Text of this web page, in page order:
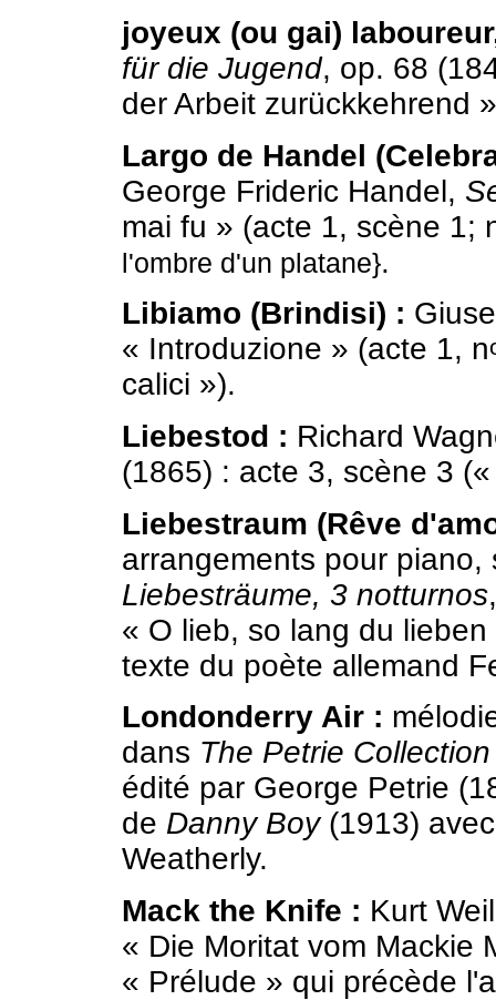
joyeux (ou gai)
für die Jugend, op. 68
der Arbeit zurückkehrend
Largo de Handel
George Frideric Handel,
mai fu » (acte 1, scène 1;
l'ombre d'un platane}.
Libiamo (Brindisi) :
« Introduzione » (acte 1, n
calici »).
Liebestod : Richard
(1865) : acte 3, scène 3
Liebestraum (Rêve
arrangements pour
Liebesträume, 3 notturnos
« O lieb, so lang du
texte du poète allemand
Londonderry Air :
dans The Petrie
édité par George Petrie
de Danny Boy (1913)
Weatherly.
Mack the Knife : Kurt
« Die Moritat vom Mackie
« Prélude » qui précède